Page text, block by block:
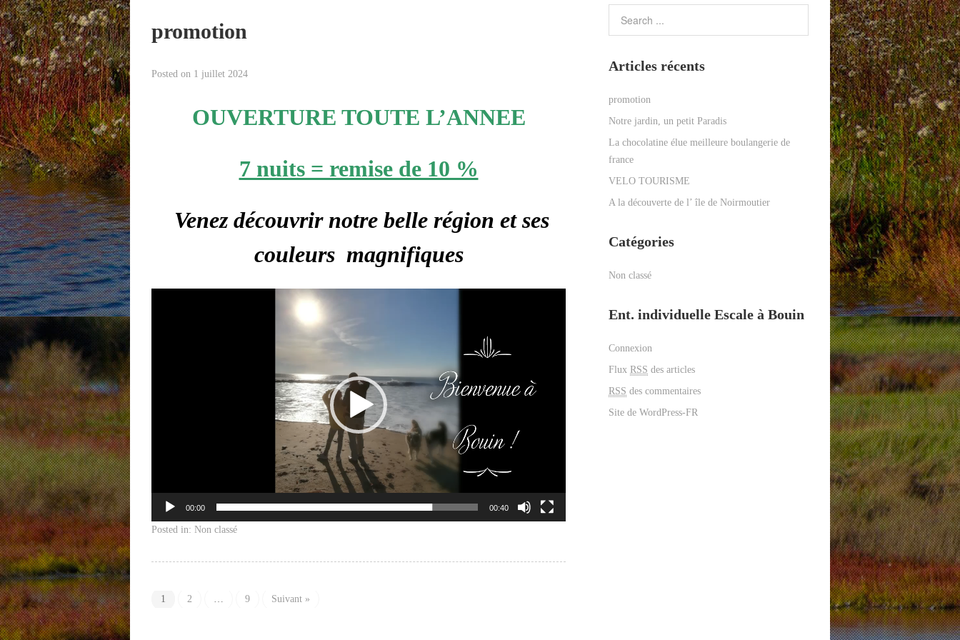
promotion
Posted on 1 juillet 2024
OUVERTURE TOUTE L’ANNEE
7 nuits = remise de 10 %
Venez découvrir notre belle région et ses
couleurs magnifiques
00:00 00:40
Posted in: Non classé
1 2 … 9 Suivant »
Articles récents
promotion
Notre jardin, un petit Paradis
La chocolatine élue meilleure boulangerie de
france
VELO TOURISME
A la découverte de l’ île de Noirmoutier
Catégories
Non classé
Ent. individuelle Escale à Bouin
Connexion
Flux RSS des articles
RSS des commentaires
Site de WordPress-FR